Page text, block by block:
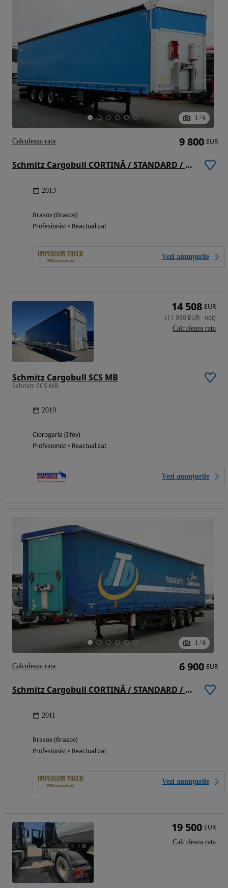
1 / 6
Schmitz Cargobull CORTINĂ / STANDARD / PUNTE RIDICATĂ
2013
Brasov (Brasov)
Profesionist • Reactualizat
Vezi anunțurile
9 800 EUR
Calculeaza rata
Schmitz Cargobull SCS MB
Schmitz SCS MB
2019
Ciorogarla (Ilfov)
Profesionist • Reactualizat
Vezi anunțurile
14 508 EUR
(11 990 EUR- net)
Calculeaza rata
1 / 6
Schmitz Cargobull CORTINĂ / STANDARD / AXĂ RIDICABILĂ
2011
Brasov (Brasov)
Profesionist • Reactualizat
Vezi anunțurile
6 900 EUR
Calculeaza rata
19 500 EUR
Calculeaza rata